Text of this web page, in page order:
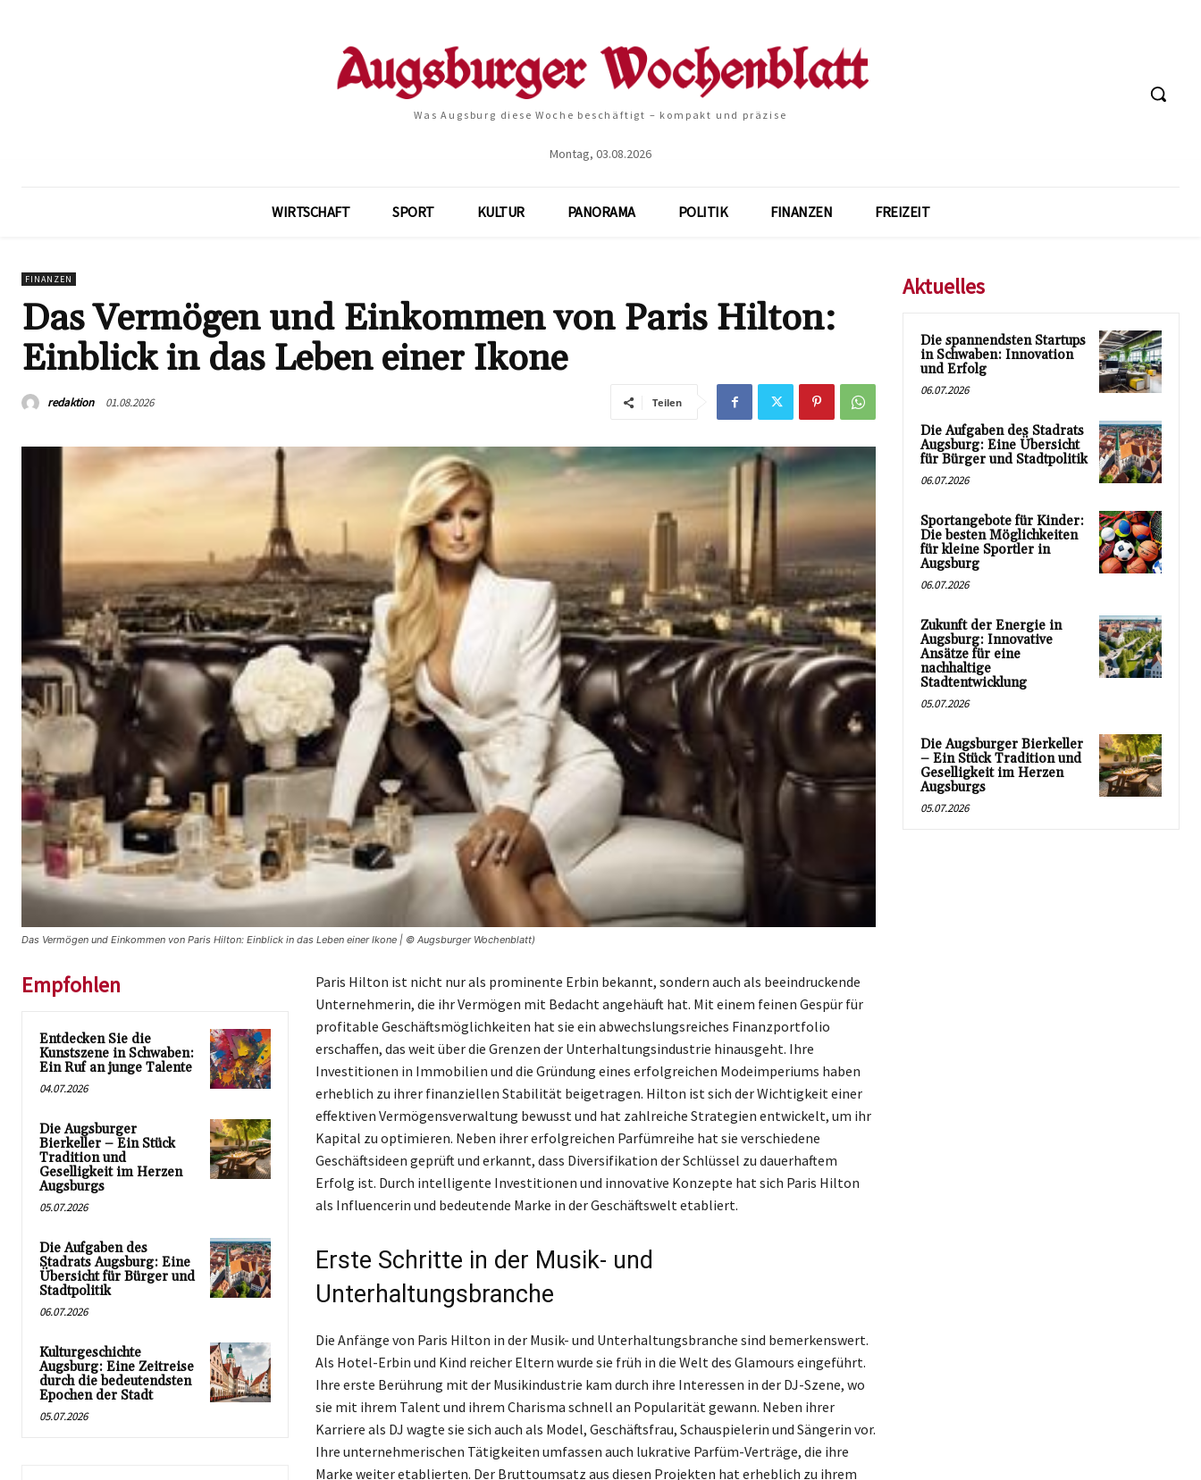
Was Augsburg diese Woche beschäftigt – kompakt und präzise
Montag, 03.08.2026
WIRTSCHAFT SPORT KULTUR PANORAMA POLITIK FINANZEN FREIZEIT
FINANZEN
Das Vermögen und Einkommen von Paris Hilton:
Einblick in das Leben einer Ikone
redaktion 01.08.2026 Teilen
Das Vermögen und Einkommen von Paris Hilton: Einblick in das Leben einer Ikone | © Augsburger Wochenblatt)
Empfohlen
Entdecken Sie die
Kunstszene in Schwaben:
Ein Ruf an junge Talente
04.07.2026
Die Augsburger
Bierkeller – Ein Stück
Tradition und
Geselligkeit im Herzen
Augsburgs
05.07.2026
Die Aufgaben des
Stadrats Augsburg: Eine
Übersicht für Bürger und
Stadtpolitik
06.07.2026
Kulturgeschichte
Augsburg: Eine Zeitreise
durch die bedeutendsten
Epochen der Stadt
05.07.2026
Paris Hilton ist nicht nur als prominente Erbin bekannt, sondern auch als beeindruckende
Unternehmerin, die ihr Vermögen mit Bedacht angehäuft hat. Mit einem feinen Gespür für
profitable Geschäftsmöglichkeiten hat sie ein abwechslungsreiches Finanzportfolio
erschaffen, das weit über die Grenzen der Unterhaltungsindustrie hinausgeht. Ihre
Investitionen in Immobilien und die Gründung eines erfolgreichen Modeimperiums haben
erheblich zu ihrer finanziellen Stabilität beigetragen. Hilton ist sich der Wichtigkeit einer
effektiven Vermögensverwaltung bewusst und hat zahlreiche Strategien entwickelt, um ihr
Kapital zu optimieren. Neben ihrer erfolgreichen Parfümreihe hat sie verschiedene
Geschäftsideen geprüft und erkannt, dass Diversifikation der Schlüssel zu dauerhaftem
Erfolg ist. Durch intelligente Investitionen und innovative Konzepte hat sich Paris Hilton
als Influencerin und bedeutende Marke in der Geschäftswelt etabliert.
Erste Schritte in der Musik- und
Unterhaltungsbranche
Die Anfänge von Paris Hilton in der Musik- und Unterhaltungsbranche sind bemerkenswert.
Als Hotel-Erbin und Kind reicher Eltern wurde sie früh in die Welt des Glamours eingeführt.
Ihre erste Berührung mit der Musikindustrie kam durch ihre Interessen in der DJ-Szene, wo
sie mit ihrem Talent und ihrem Charisma schnell an Popularität gewann. Neben ihrer
Karriere als DJ wagte sie sich auch als Model, Geschäftsfrau, Schauspielerin und Sängerin vor.
Ihre unternehmerischen Tätigkeiten umfassen auch lukrative Parfüm-Verträge, die ihre
Marke weiter etablierten. Der Bruttoumsatz aus diesen Projekten hat erheblich zu ihrem
Aktuelles
Die spannendsten Startups
in Schwaben: Innovation
und Erfolg
06.07.2026
Die Aufgaben des Stadrats
Augsburg: Eine Übersicht
für Bürger und Stadtpolitik
06.07.2026
Sportangebote für Kinder:
Die besten Möglichkeiten
für kleine Sportler in
Augsburg
06.07.2026
Zukunft der Energie in
Augsburg: Innovative
Ansätze für eine
nachhaltige
Stadtentwicklung
05.07.2026
Die Augsburger Bierkeller
– Ein Stück Tradition und
Geselligkeit im Herzen
Augsburgs
05.07.2026